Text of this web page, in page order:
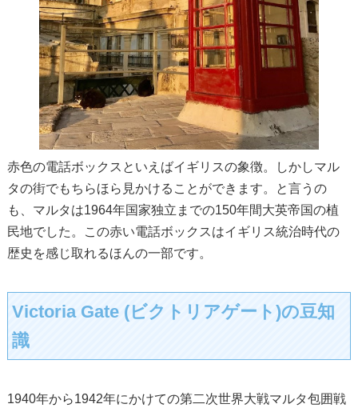
赤色の電話ボックスといえばイギリスの象徴。しかしマル
タの街でもちらほら見かけることができます。と言うの
も、マルタは1964年国家独立までの150年間大英帝国の植
民地でした。この赤い電話ボックスはイギリス統治時代の
歴史を感じ取れるほんの一部です。
Victoria Gate (ビクトリアゲート)の豆知
識
1940年から1942年にかけての第二次世界大戦マルタ包囲戦